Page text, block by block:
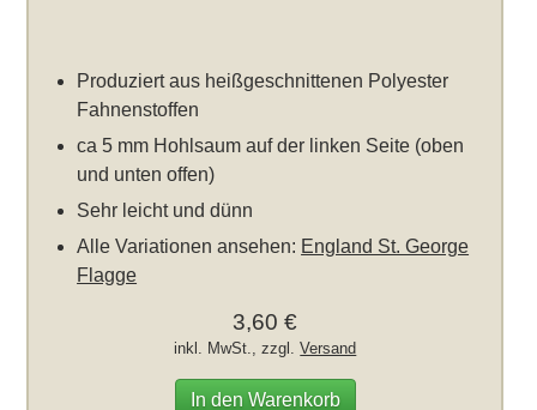
Produziert aus heißgeschnittenen Polyester
Fahnenstoffen
ca 5 mm Hohlsaum auf der linken Seite (oben
und unten offen)
Sehr leicht und dünn
Alle Variationen ansehen: England St. George
Flagge
3,60 €
inkl. MwSt., zzgl.Versand
In den Warenkorb